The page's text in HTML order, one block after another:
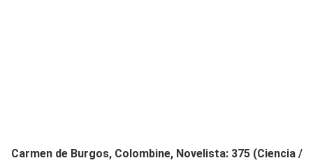
Carmen de Burgos, Colombine, Novelista: 375 (Ciencia /